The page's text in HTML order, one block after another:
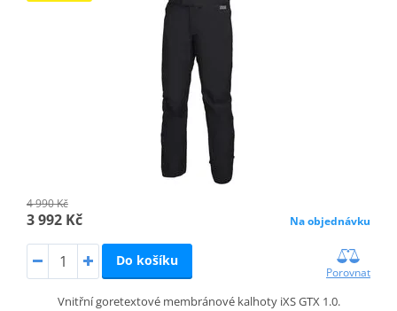
4 990 Kč
3 992 Kč Na objednávku
Do košíku
Porovnat
Vnitřní goretextové membránové kalhoty iXS GTX 1.0.